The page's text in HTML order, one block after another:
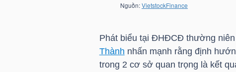
Phát biểu tại ĐHĐCĐ thường
Thành nhấn mạnh rằng định
trong 2 cơ sở quan trọng là kết